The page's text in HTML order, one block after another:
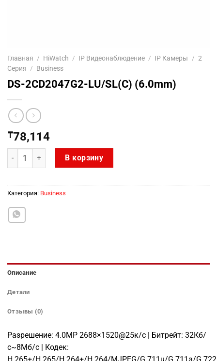
Главная / HiWatch / IP Видеонаблюдение / IP Камеры / 2
Серия / Business
DS-2CD2047G2-LU/SL(C) (6.0mm)
₸78,114
Количество товара DS-2CD2047G2-LU/SL(C) (6.0mm)
В корзину
Категория: Business
Описание
Детали
Отзывы (0)
Разрешение: 4.0MP 2688×1520@25к/с | Битрейт: 32Кб/
с~8Мб/с | Кодек: